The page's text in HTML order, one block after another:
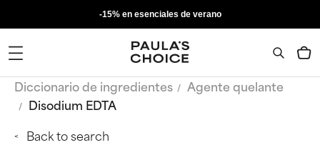
-15% en esenciales de verano
Diccionario de ingredientes
Agente quelante
Disodium EDTA
Back to search